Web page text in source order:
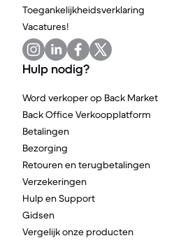
Toegankelijkheidsverklaring
Vacatures!
Hulp nodig?
Word verkoper op Back Market
Back Office Verkoopplatform
Betalingen
Bezorging
Retouren en terugbetalingen
Verzekeringen
Hulp en Support
Gidsen
Vergelijk onze producten